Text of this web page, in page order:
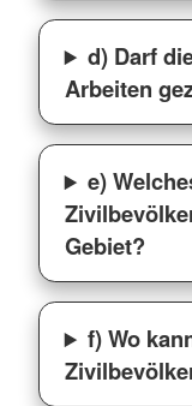
d) Darf
Arbeiten
e)
Gebiet?
f) Wo